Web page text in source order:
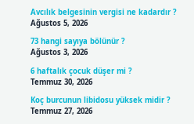
Avcılık belgesinin vergisi ne kadardır ?
Ağustos 5, 2026
73 hangi sayıya bölünür ?
Ağustos 3, 2026
6 haftalık çocuk düşer mi ?
Temmuz 30, 2026
Koç burcunun libidosu yüksek midir ?
Temmuz 27, 2026